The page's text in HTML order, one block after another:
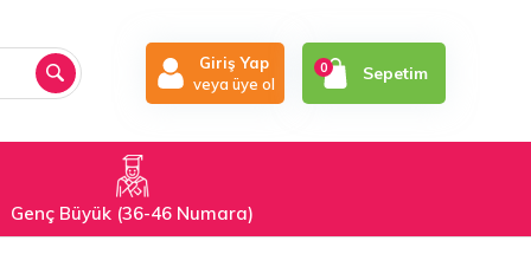
Giriş Yap
veya üye ol
0 Sepetim
Genç Büyük (36-46 Numara)